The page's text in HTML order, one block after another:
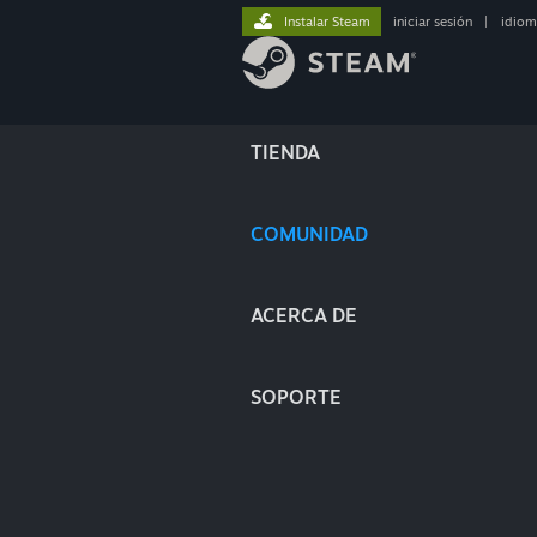
TIENDA
COMUNIDAD
ACERCA DE
SOPORTE
Instalar Steam iniciar sesión